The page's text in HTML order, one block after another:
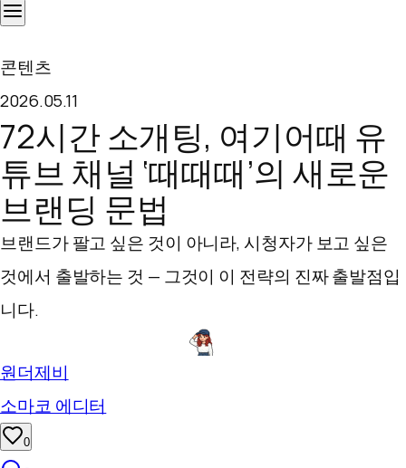
텐
츠
로
바
로
가
기
콘텐츠
2026.05.11
72시간 소개팅, 여기어때 유
튜브 채널 ‘때때때’의 새로운
브랜딩 문법
브랜드가 팔고 싶은 것이 아니라, 시청자가 보고 싶은
것에서 출발하는 것 — 그것이 이 전략의 진짜 출발점입
니다.
원더제비
소마코 에디터
0